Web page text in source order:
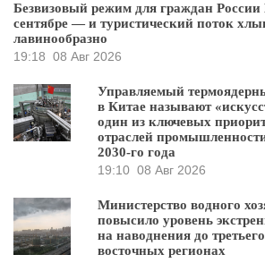
Безвизовый режим для граждан России
сентябре — и туристический поток
лавинообразно
19:18 08 Авг 2026
Управляемый
в Китае называют
один из ключевых
отраслей
2030-го года
19:10 08 Авг 2026
Министерство водного
повысило уровень
на наводнения до
восточных регионах